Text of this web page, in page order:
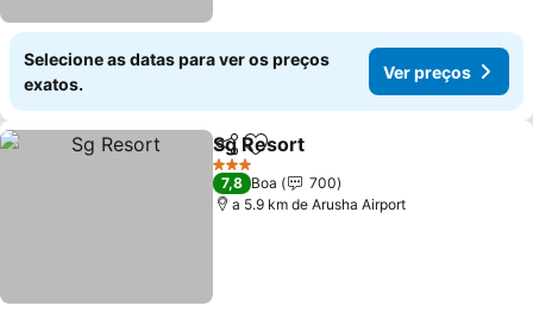
Selecione as datas para ver os preços
exatos.
Ver preços
PartilharAdicionar aos favoritos
Sg Resort
3 Estrelas
7,8 Boa
700
a 5.9 km de Arusha Airport